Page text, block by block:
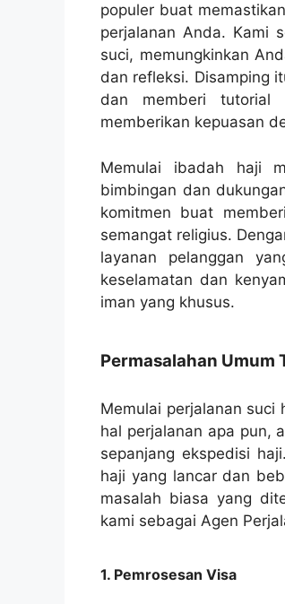
populer buat
perjalanan Anda. Kami
suci, memungkinkan
dan refleksi. Disamping
dan memberi tutorial
memberikan kepuasan
Memulai ibadah haji
bimbingan dan
komitmen buat
semangat religius.
layanan pelanggan
keselamatan dan
iman yang khusus.
Permasalahan Umum
Memulai perjalanan suci
hal perjalanan apa pun,
sepanjang ekspedisi
haji yang lancar dan
masalah biasa yang
kami sebagai Agen
1. Pemrosesan Visa